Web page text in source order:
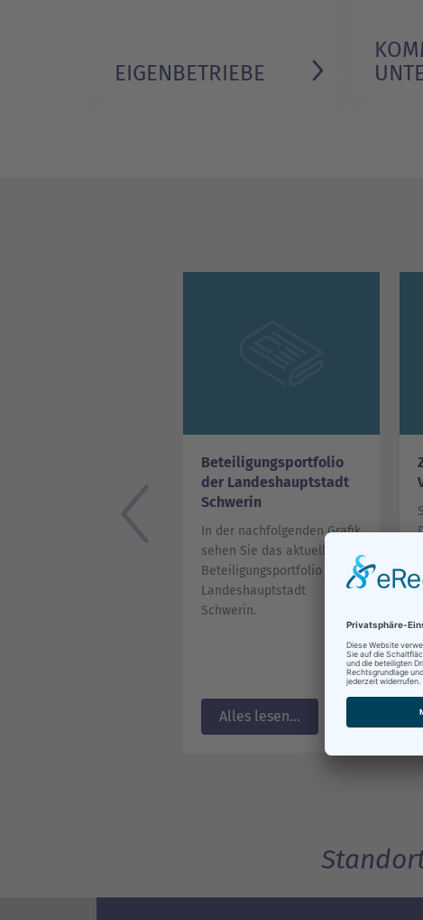
EIGENBETRIEBE
Beteiligungsportfolio
der Landeshauptstadt
Schwerin
In der nachfolgenden Grafik
sehen Sie das aktuelle
Beteiligungsportfolio der
Landeshauptstadt
Schwerin.
Alles lesen...